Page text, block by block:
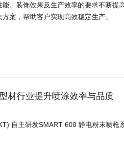
、装饰效果及生产效率的要求不断提
案，帮助客户实现高效稳定生产。
材行业提升喷涂效率与品质
自主研发SMART 600 静电粉末喷枪